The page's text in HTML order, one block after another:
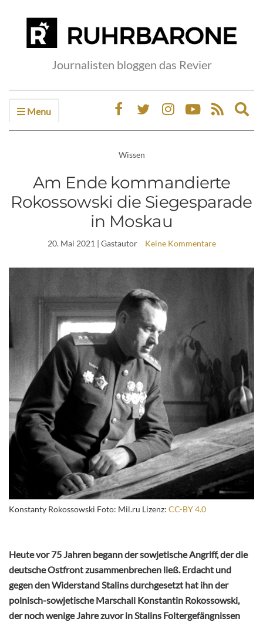
Journalisten bloggen das Revier
Menu
Wissen
Am Ende kommandierte
Rokossowski die Siegesparade
in Moskau
20. Mai 2021 | Gastautor Keine Kommentare
Konstanty Rokossowski Foto: Mil.ru Lizenz: CC-BY 4.0
Heute vor 75 Jahren begann der sowjetische Angriff, der die
deutsche Ostfront zusammenbrechen ließ. Erdacht und
gegen den Widerstand Stalins durchgesetzt hat ihn der
polnisch-sowjetische Marschall Konstantin Rokossowski,
der noch wenige Jahre zuvor in Stalins Foltergefängnissen